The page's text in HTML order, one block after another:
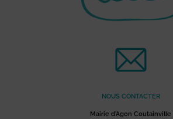
NOUS CONTACTER
Mairie d’Agon Coutainville